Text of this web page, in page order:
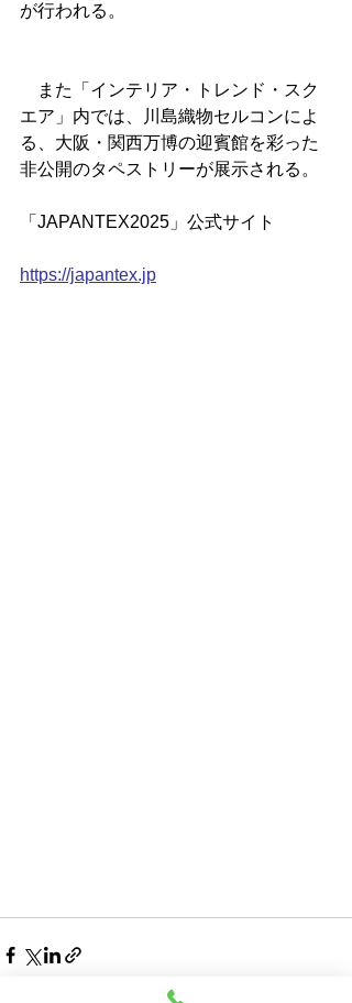
が行われる。
また「インテリア・トレンド・スク
エア」内では、川島織物セルコンによ
る、大阪・関西万博の迎賓館を彩った
非公開のタペストリーが展示される。
「JAPANTEX2025」公式サイト
https://japantex.jp